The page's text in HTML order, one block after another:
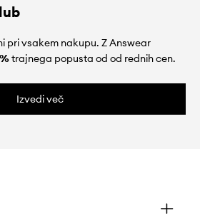
pri vsakem nakupu. Z Answear
trajnega popusta od od rednih cen.
Izvedi več